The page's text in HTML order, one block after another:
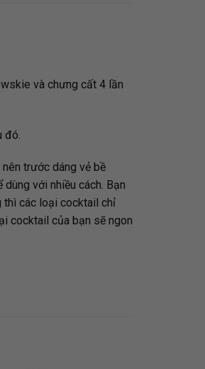
và chưng cất 4 lần
trước dáng vẻ bề
với nhiều cách. Bạn
thì các loại cocktail chỉ
cocktail của bạn sẽ ngon